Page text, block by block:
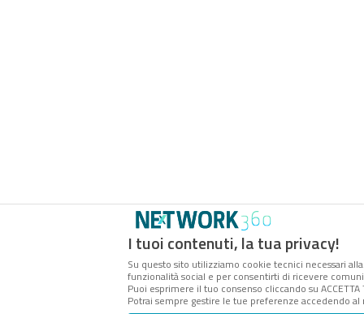
I tuoi contenuti, la tua privacy!
Su questo sito utilizziamo cookie tecnici necessari
funzionalità social e per consentirti di ricevere
Puoi esprimere il tuo consenso cliccando su
Potrai sempre gestire le tue preferenze accedendo